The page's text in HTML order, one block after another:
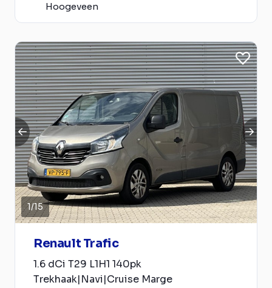
Hoogeveen
1/15
Renault Trafic
1.6 dCi T29 L1H1 140pk
Trekhaak|Navi|Cruise Marge